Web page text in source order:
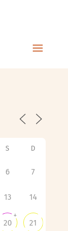
S D
6 7
13 14
20
+
21